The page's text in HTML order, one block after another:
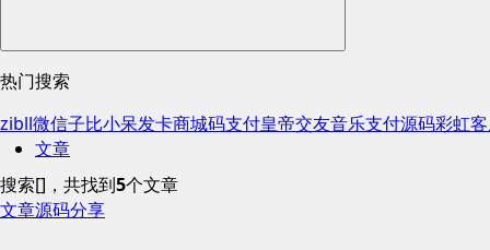
热门搜索
zibll微信子比小呆发卡商城码支付皇帝交友音乐支付源码彩虹
文章
搜索[]，共找到5个文章
文章源码分享